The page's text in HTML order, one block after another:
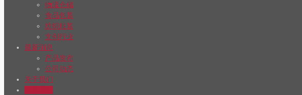
物流仓储
食品包装
纺织服装
文创行业
最新消息
产品发布
公司动态
关于我们